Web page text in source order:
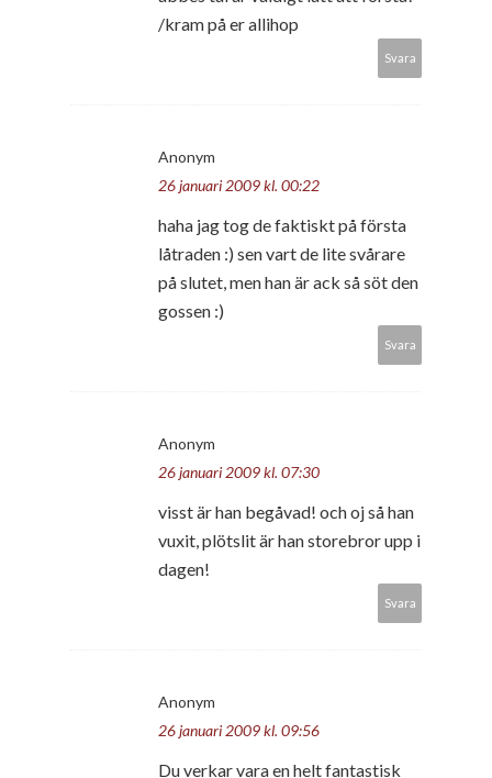
/kram på er allihop
Svara
Anonym
26 januari 2009 kl. 00:22
haha jag tog de faktiskt på första
låtraden :) sen vart de lite svårare
på slutet, men han är ack så söt den
gossen :)
Svara
Anonym
26 januari 2009 kl. 07:30
visst är han begåvad! och oj så han
vuxit, plötslit är han storebror upp i
dagen!
Svara
Anonym
26 januari 2009 kl. 09:56
Du verkar vara en helt fantastisk